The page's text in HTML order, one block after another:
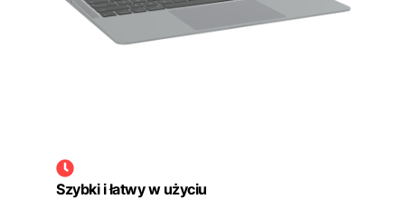
Szybki i łatwy w użyciu